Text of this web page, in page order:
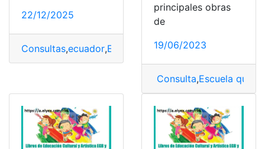
22/12/2025
Consultas,ecuador,Educación ,Educación Cultural y
principales obras
de
19/06/2023
Consulta,Escuela